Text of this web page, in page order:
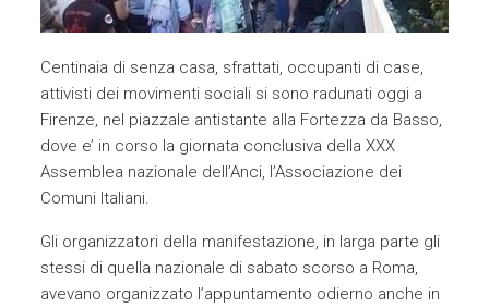
Centinaia di senza casa, sfrattati, occupanti di case,
attivisti dei movimenti sociali si sono radunati oggi a
Firenze, nel piazzale antistante alla Fortezza da Basso,
dove e’ in corso la giornata conclusiva della XXX
Assemblea nazionale dell’Anci, l’Associazione dei
Comuni Italiani.
Gli organizzatori della manifestazione, in larga parte gli
stessi di quella nazionale di sabato scorso a Roma,
avevano organizzato l’appuntamento odierno anche in